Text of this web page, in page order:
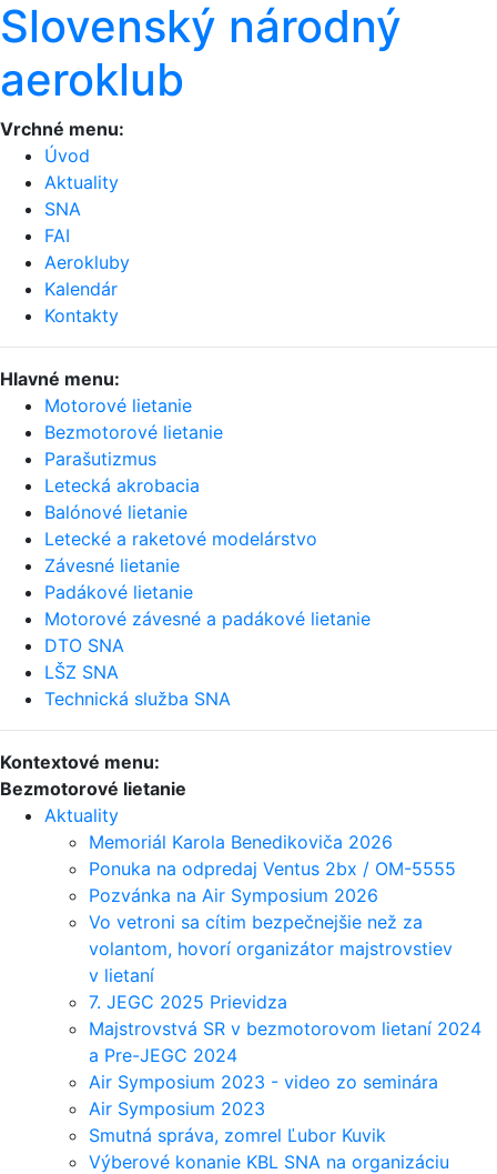
Slovenský národný
aeroklub
Vrchné menu:
Úvod
Aktuality
SNA
FAI
Aerokluby
Kalendár
Kontakty
Hlavné menu:
Motorové lietanie
Bezmotorové lietanie
Parašutizmus
Letecká akrobacia
Balónové lietanie
Letecké a raketové modelárstvo
Závesné lietanie
Padákové lietanie
Motorové závesné a padákové lietanie
DTO SNA
LŠZ SNA
Technická služba SNA
Kontextové menu:
Bezmotorové lietanie
Aktuality
Memoriál Karola Benedikoviča 2026
Ponuka na odpredaj Ventus 2bx / OM-5555
Pozvánka na Air Symposium 2026
Vo vetroni sa cítim bezpečnejšie než za
volantom, hovorí organizátor majstrovstiev
v lietaní
7. JEGC 2025 Prievidza
Majstrovstvá SR v bezmotorovom lietaní 2024
a Pre-JEGC 2024
Air Symposium 2023 - video zo seminára
Air Symposium 2023
Smutná správa, zomrel Ľubor Kuvik
Výberové konanie KBL SNA na organizáciu